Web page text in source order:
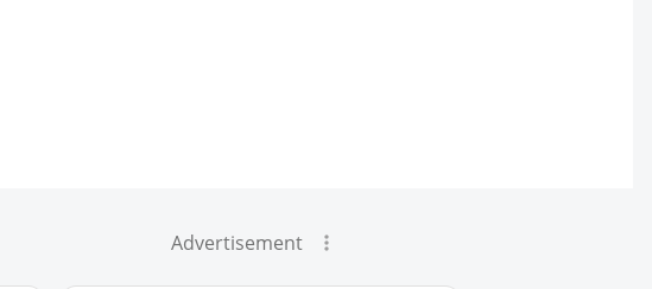
Advertisement